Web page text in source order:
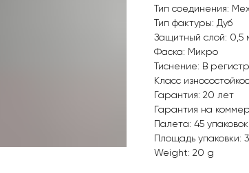
Тип соединения:
Тип фактуры: Дуб
Защитный слой: 0,5
Фаска: Микро
Тиснение: В
Класс
Гарантия: 20 лет
Гарантия на
Палета: 45
Площадь упаковки:
Weight: 20 g